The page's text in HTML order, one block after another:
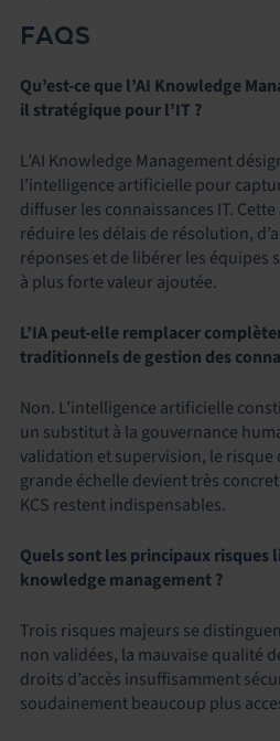
FAQS
Qu’est-ce que l’AI Knowledge
il stratégique pour l’IT ?
L’AI Knowledge Management
l’intelligence artificielle pour
diffuser les connaissances IT.
réduire les délais de résolution,
réponses et de libérer les équipes
à plus forte valeur ajoutée.
L’IA peut-elle remplacer
traditionnels de gestion des
Non. L’intelligence artificielle
un substitut à la gouvernance
validation et supervision, le risque
grande échelle devient très
KCS restent indispensables.
Quels sont les principaux risques
knowledge management ?
Trois risques majeurs se
non validées, la mauvaise qualité
droits d’accès insuffisamment
soudainement beaucoup plus